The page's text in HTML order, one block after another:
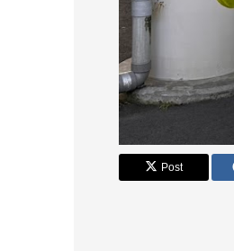
Post